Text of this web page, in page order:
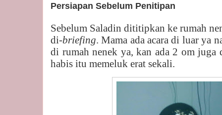
Persiapan Sebelum Penitipan
Sebelum Saladin dititipkan ke rumah
di-briefing. Mama ada acara di luar ya
di rumah nenek ya, kan ada 2 om juga
habis itu memeluk erat sekali.